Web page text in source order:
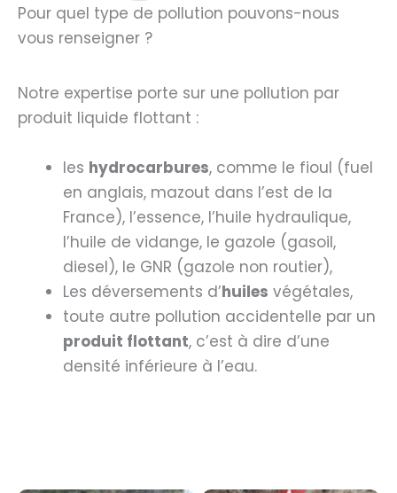
Pour quel type de pollution pouvons-nous
vous renseigner ?
Notre expertise porte sur une pollution par
produit liquide flottant :
les hydrocarbures, comme le fioul (fuel
en anglais, mazout dans l’est de la
France), l’essence, l’huile hydraulique,
l’huile de vidange, le gazole (gasoil,
diesel), le GNR (gazole non routier),
Les déversements d’huiles végétales,
toute autre pollution accidentelle par un
produit flottant, c’est à dire d’une
densité inférieure à l’eau.